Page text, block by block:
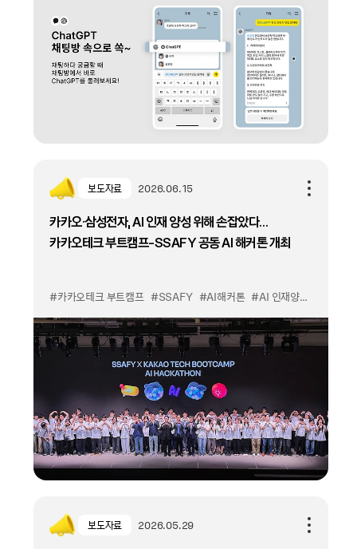
보도자료 2026.06.15
카카오·삼성전자, AI 인재 양성 위해 손잡았다…
카카오테크 부트캠프-SSAFY 공동 AI 해커톤 개최
#카카오테크 부트캠프 #SSAFY #AI해커톤 #AI 인재양성
보도자료 2026.05.29